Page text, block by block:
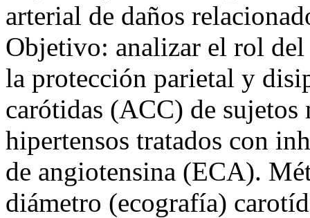
arterial de daños
Objetivo: analizar el rol
la protección parietal y
carótidas (ACC) de sujetos
hipertensos tratados con
de angiotensina (ECA).
diámetro (ecografía)